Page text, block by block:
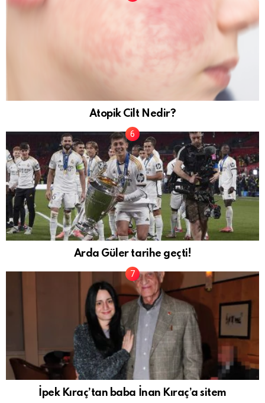
Atopik Cilt Nedir?
Arda Güler tarihe geçti!
İpek Kıraç’tan baba İnan Kıraç’a sitem